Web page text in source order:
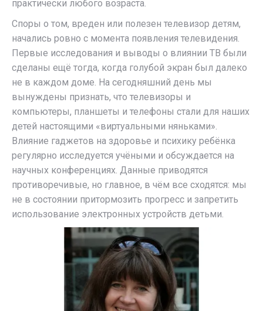
практически любого возраста.
Споры о том, вреден или полезен телевизор детям,
начались ровно с момента появления телевидения.
Первые исследования и выводы о влиянии ТВ были
сделаны ещё тогда, когда голубой экран был далеко
не в каждом доме. На сегодняшний день мы
вынуждены признать, что телевизоры и
компьютеры, планшеты и телефоны стали для наших
детей настоящими «виртуальными няньками».
Влияние гаджетов на здоровье и психику ребёнка
регулярно исследуется учёными и обсуждается на
научных конференциях. Данные приводятся
противоречивые, но главное, в чём все сходятся: мы
не в состоянии притормозить прогресс и запретить
использование электронных устройств детьми.